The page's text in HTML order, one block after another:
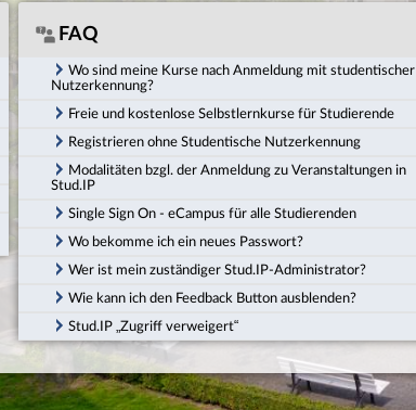
FAQ
Wo sind meine Kurse nach Anmeldung mit studentischer
Nutzerkennung?
Freie und kostenlose Selbstlernkurse für Studierende
Registrieren ohne Studentische Nutzerkennung
Modalitäten bzgl. der Anmeldung zu Veranstaltungen in
Stud.IP
Single Sign On - eCampus für alle Studierenden
Wo bekomme ich ein neues Passwort?
Wer ist mein zuständiger Stud.IP-Administrator?
Wie kann ich den Feedback Button ausblenden?
Stud.IP „Zugriff verweigert“